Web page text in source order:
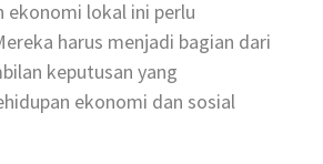
ekonomi lokal ini perlu
harus menjadi bagian dari
keputusan yang
ekonomi dan sosial